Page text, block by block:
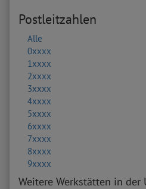
Postleitzahlen
Alle
0xxxx
1xxxx
2xxxx
3xxxx
4xxxx
5xxxx
6xxxx
7xxxx
8xxxx
9xxxx
Weitere Werkstätten in